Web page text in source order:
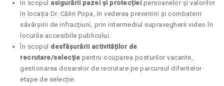
În scopul asigurării pazei și protecției persoanelor și valorilor
în locația Dr. Călin Popa, în vederea prevenirii și combaterii
săvârșirii de infracțiuni, prin intermediul supravegherii video în
locurile accesibile publicului.
În scopul desfășurării activităților de
recrutare/selecție pentru ocuparea posturilor vacante,
gestionarea dosarelor de recrutare pe parcursul diferitelor
etape de selecție.